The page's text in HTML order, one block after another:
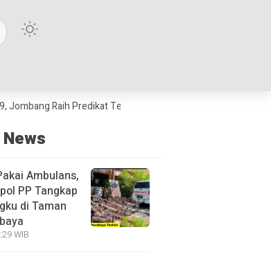
Raih Predikat Terbaik Jawa Timur dan Peringkat III Nasional
Ambulans,
PP Tangkap
di Taman
WIB